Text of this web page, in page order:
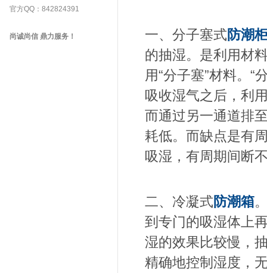
官方QQ：842824391
尚诚尚信 鼎力服务！ 一、分子塞式防潮
的抽湿。是利用材
用“分子塞”材料。“
吸收湿气之后，利
而通过另一通道排
耗低。而缺点是有
吸湿，有周期间断
二、冷凝式防潮箱
到专门的吸湿体上
湿的效果比较慢，
精确地控制湿度，